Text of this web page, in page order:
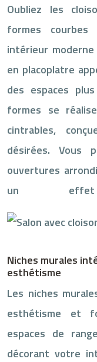
Oubliez les
formes
intérieur
en placoplatre
des espaces
formes se
cintrables,
désirées. Vous
ouvertures
un
Niches murales
esthétisme
Les niches
esthétisme et
espaces de
décorant votre